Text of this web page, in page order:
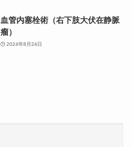
血管内塞栓術（右下肢大伏在静脈
瘤）
2024年8月24日